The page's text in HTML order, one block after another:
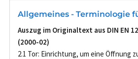
Allgemeines - Terminologie
Auszug im Originaltext aus DIN EN
(2000-02)
2.1 Tor: Einrichtung, um eine Öffnung